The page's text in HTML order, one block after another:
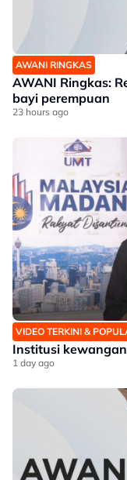
AWANI RINGKAS
AWANI Ringkas:
bayi perempuan
23 hours ago
VIDEO TERKINI &
Institusi
1 day ago